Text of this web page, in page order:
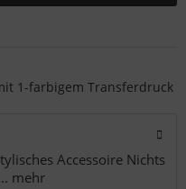
1-farbigem Transferdruck
Accessoire Nichts
mehr